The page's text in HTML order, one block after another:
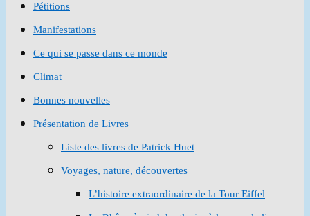
Pétitions
Manifestations
Ce qui se passe dans ce monde
Climat
Bonnes nouvelles
Présentation de Livres
Liste des livres de Patrick Huet
Voyages, nature, découvertes
L’histoire extraordinaire de la Tour Eiffel